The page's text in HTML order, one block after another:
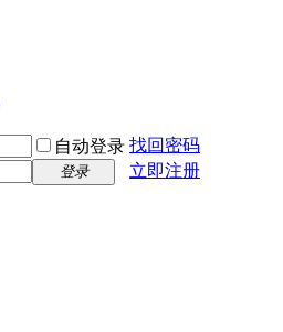
自动登录 找回密码
登录 立即注册